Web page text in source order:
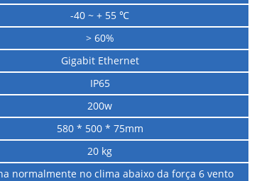
-40 ~ + 55 ℃
> 60%
Gigabit Ethernet
IP65
200w
580 * 500 * 75mm
20 kg
normalmente no clima abaixo da força 6 vento